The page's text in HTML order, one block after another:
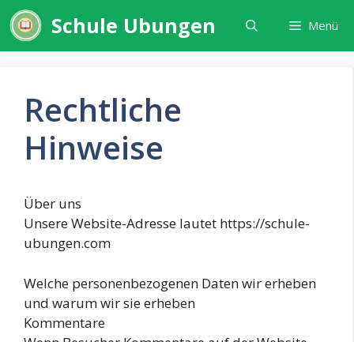
Zum
Inhalt
springen
Schule Ubungen Menü
Rechtliche
Hinweise
Über uns
Unsere Website-Adresse lautet https://schule-
ubungen.com
Welche personenbezogenen Daten wir erheben
und warum wir sie erheben
Kommentare